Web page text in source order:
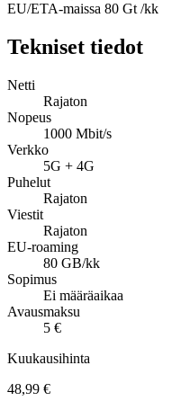
EU/ETA-maissa 80 Gt /kk
Tekniset tiedot
Netti
Rajaton
Nopeus
1000 Mbit/s
Verkko
5G + 4G
Puhelut
Rajaton
Viestit
Rajaton
EU-roaming
80 GB/kk
Sopimus
Ei määräaikaa
Avausmaksu
5 €
Kuukausihinta
48,99 €